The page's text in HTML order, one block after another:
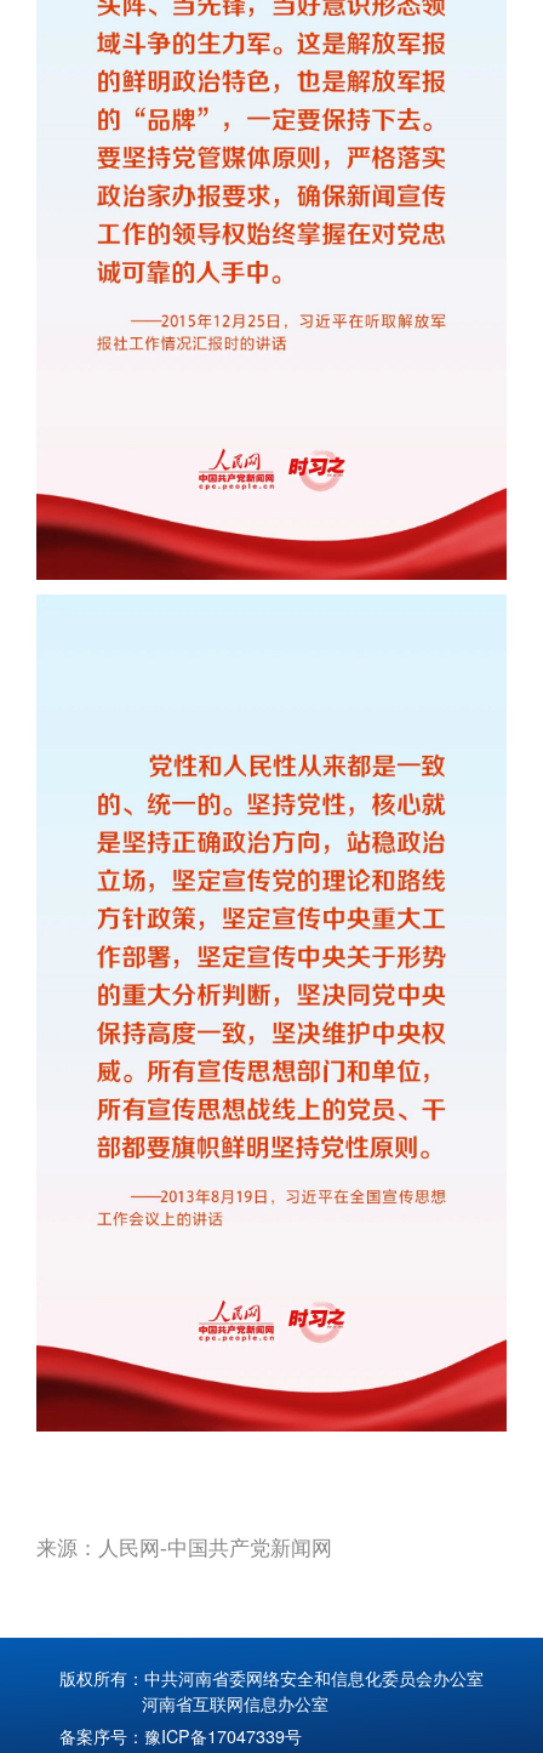
来源：人民网-中国共产党新闻网
版权所有：中共河南省委网络安全和信息化委员会办公室
河南省互联网信息办公室
备案序号： 豫ICP备17047339号